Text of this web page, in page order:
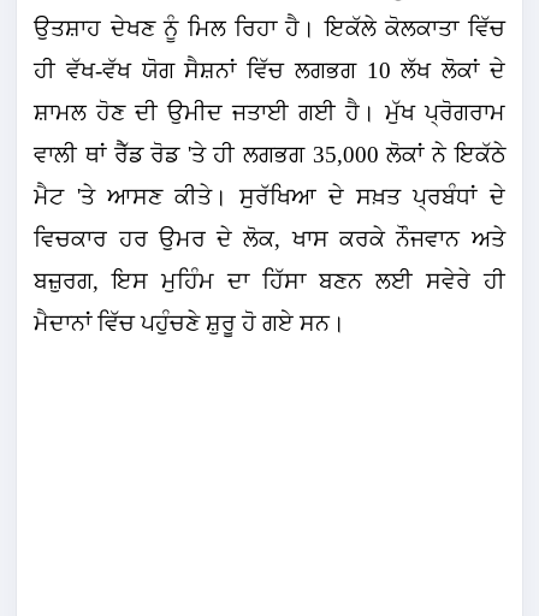
ਉਤਸ਼ਾਹ ਦੇਖਣ ਨੂੰ ਮਿਲ ਰਿਹਾ ਹੈ। ਇਕੱਲੇ ਕੋਲਕਾਤਾ ਵਿੱਚ
ਹੀ ਵੱਖ-ਵੱਖ ਯੋਗ ਸੈਸ਼ਨਾਂ ਵਿੱਚ ਲਗਭਗ 10 ਲੱਖ ਲੋਕਾਂ ਦੇ
ਸ਼ਾਮਲ ਹੋਣ ਦੀ ਉਮੀਦ ਜਤਾਈ ਗਈ ਹੈ। ਮੁੱਖ ਪ੍ਰੋਗਰਾਮ
ਵਾਲੀ ਥਾਂ ਰੈੱਡ ਰੋਡ 'ਤੇ ਹੀ ਲਗਭਗ 35,000 ਲੋਕਾਂ ਨੇ ਇਕੱਠੇ
ਮੈਟ 'ਤੇ ਆਸਣ ਕੀਤੇ। ਸੁਰੱਖਿਆ ਦੇ ਸਖ਼ਤ ਪ੍ਰਬੰਧਾਂ ਦੇ
ਵਿਚਕਾਰ ਹਰ ਉਮਰ ਦੇ ਲੋਕ, ਖਾਸ ਕਰਕੇ ਨੌਜਵਾਨ ਅਤੇ
ਬਜ਼ੁਰਗ, ਇਸ ਮੁਹਿੰਮ ਦਾ ਹਿੱਸਾ ਬਣਨ ਲਈ ਸਵੇਰੇ ਹੀ
ਮੈਦਾਨਾਂ ਵਿੱਚ ਪਹੁੰਚਣੇ ਸ਼ੁਰੂ ਹੋ ਗਏ ਸਨ।